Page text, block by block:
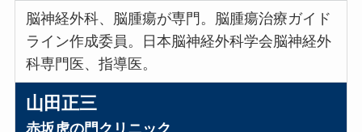
脳神経外科、脳腫瘍が専門。脳腫瘍治療ガイド
ライン作成委員。日本脳神経外科学会脳神経外
科専門医、指導医。
山田正三